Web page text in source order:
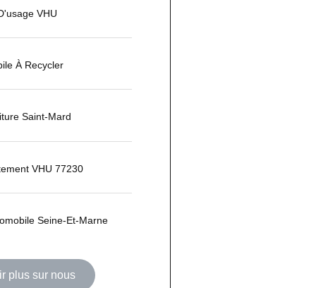
VHU
À Recycler
Saint-Mard
VHU 77230
Seine-Et-Marne
plus sur nous